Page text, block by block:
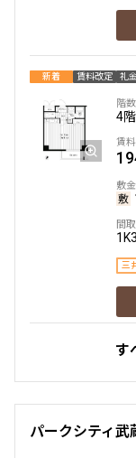
新着 賃料改定 礼
4階
1K
三
す
パークシティ